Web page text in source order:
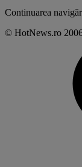
Continuarea
© HotNews.ro